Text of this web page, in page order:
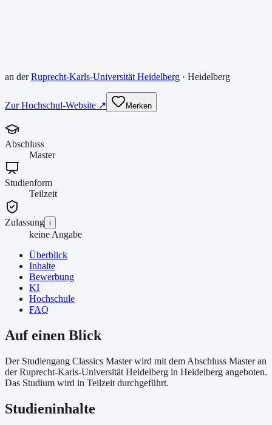
an derRuprecht-Karls-Universität Heidelberg · Heidelberg
Zur Hochschul-Website ↗ Merken
Abschluss
Master
Studienform
Teilzeit
Zulassung i
keine Angabe
Überblick
Inhalte
Bewerbung
KI
Hochschule
FAQ
Auf einen Blick
Der Studiengang Classics Master wird mit dem Abschluss Master an
der Ruprecht-Karls-Universität Heidelberg in Heidelberg angeboten.
Das Studium wird in Teilzeit durchgeführt.
Studieninhalte